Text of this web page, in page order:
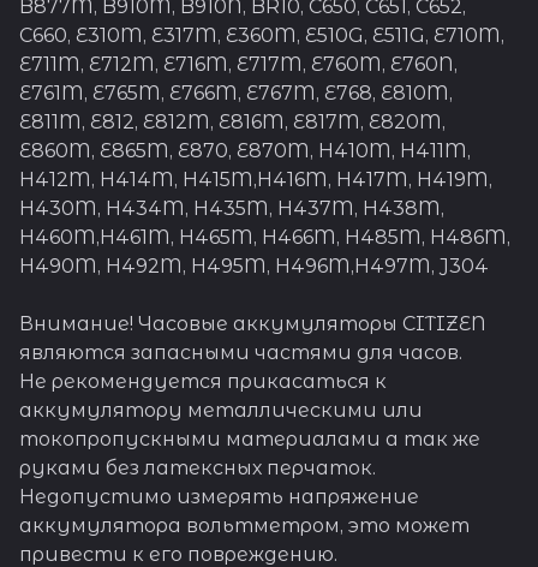
B877M, B910M, B910N, BR10, C650, C651, C652,
C660, E310M, E317M, E360M, E510G, E511G, E710M,
E711M, E712M, E716M, E717M, E760M, E760N,
E761M, E765M, E766M, E767M, E768, E810M,
E811M, E812, E812M, E816M, E817M, E820M,
E860M, E865M, E870, E870M, H410M, H411M,
H412M, H414M, H415M,H416M, H417M, H419M,
H430M, H434M, H435M, H437M, H438M,
H460M,H461M, H465M, H466M, H485M, H486M,
H490M, H492M, H495M, H496M,H497M, J304
Внимание! Часовые аккумуляторы CITIZEN
являются запасными частями для часов.
Не рекомендуется прикасаться к
аккумулятору металлическими или
токопропускными материалами а так же
руками без латексных перчаток.
Недопустимо измерять напряжение
аккумулятора вольтметром, это может
привести к его повреждению.